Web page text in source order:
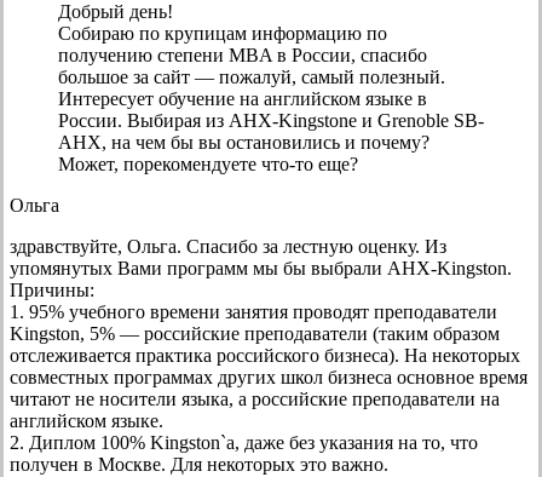
Добрый день!
Собираю по крупицам информацию по
получению степени MBA в России, спасибо
большое за сайт — пожалуй, самый полезный.
Интересует обучение на английском языке в
России. Выбирая из АНХ-Kingstone и Grenoble SB-
АНХ, на чем бы вы остановились и почему?
Может, порекомендуете что-то еще?
Ольга
здравствуйте, Ольга. Спасибо за лестную оценку. Из
упомянутых Вами программ мы бы выбрали АНХ-Kingston.
Причины:
1. 95% учебного времени занятия проводят преподаватели
Kingston, 5% — российские преподаватели (таким образом
отслеживается практика российского бизнеса). На некоторых
совместных программах других школ бизнеса основное время
читают не носители языка, а российские преподаватели на
английском языке.
2. Диплом 100% Kingston`а, даже без указания на то, что
получен в Москве. Для некоторых это важно.